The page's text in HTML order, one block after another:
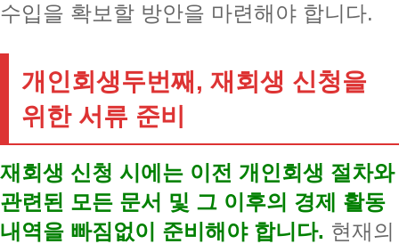
수입을 확보할 방안을 마련해야 합니다.
개인회생두번째, 재회생 신청을
위한 서류 준비
재회생 신청 시에는 이전 개인회생 절차와
관련된 모든 문서 및 그 이후의 경제 활동
내역을 빠짐없이 준비해야 합니다. 현재의